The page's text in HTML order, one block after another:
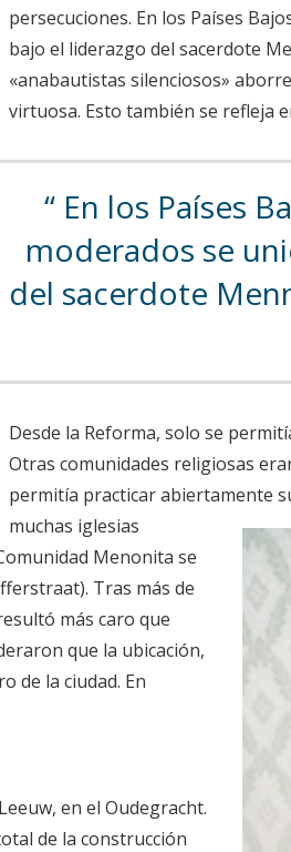
persecuciones. En los Países
bajo el liderazgo del sacerdote
«anabautistas silenciosos»
virtuosa. Esto también se refleja
En los Países
moderados se
del sacerdote
Desde la Reforma, solo se
Otras comunidades religiosas
permitía practicar abiertamente
muchas iglesias
Menonita se
Tras más de
más caro que
que la ubicación,
de la ciudad. En
en el Oudegracht.
de la construcción